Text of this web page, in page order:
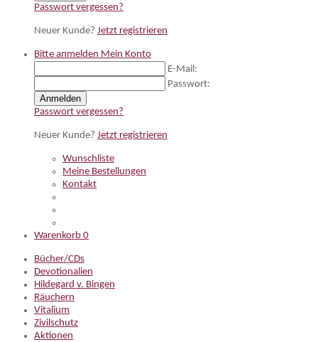
Passwort vergessen?
Neuer Kunde? Jetzt registrieren
Bitte anmelden Mein Konto
E-Mail:
Passwort:
Anmelden
Passwort vergessen?
Neuer Kunde? Jetzt registrieren
Wunschliste
Meine Bestellungen
Kontakt
Warenkorb 0
Bücher/CDs
Devotionalien
Hildegard v. Bingen
Räuchern
Vitalium
Zivilschutz
Aktionen